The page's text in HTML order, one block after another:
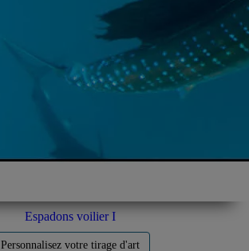
Espadons voilier I
Personnalisez votre tirage d'art